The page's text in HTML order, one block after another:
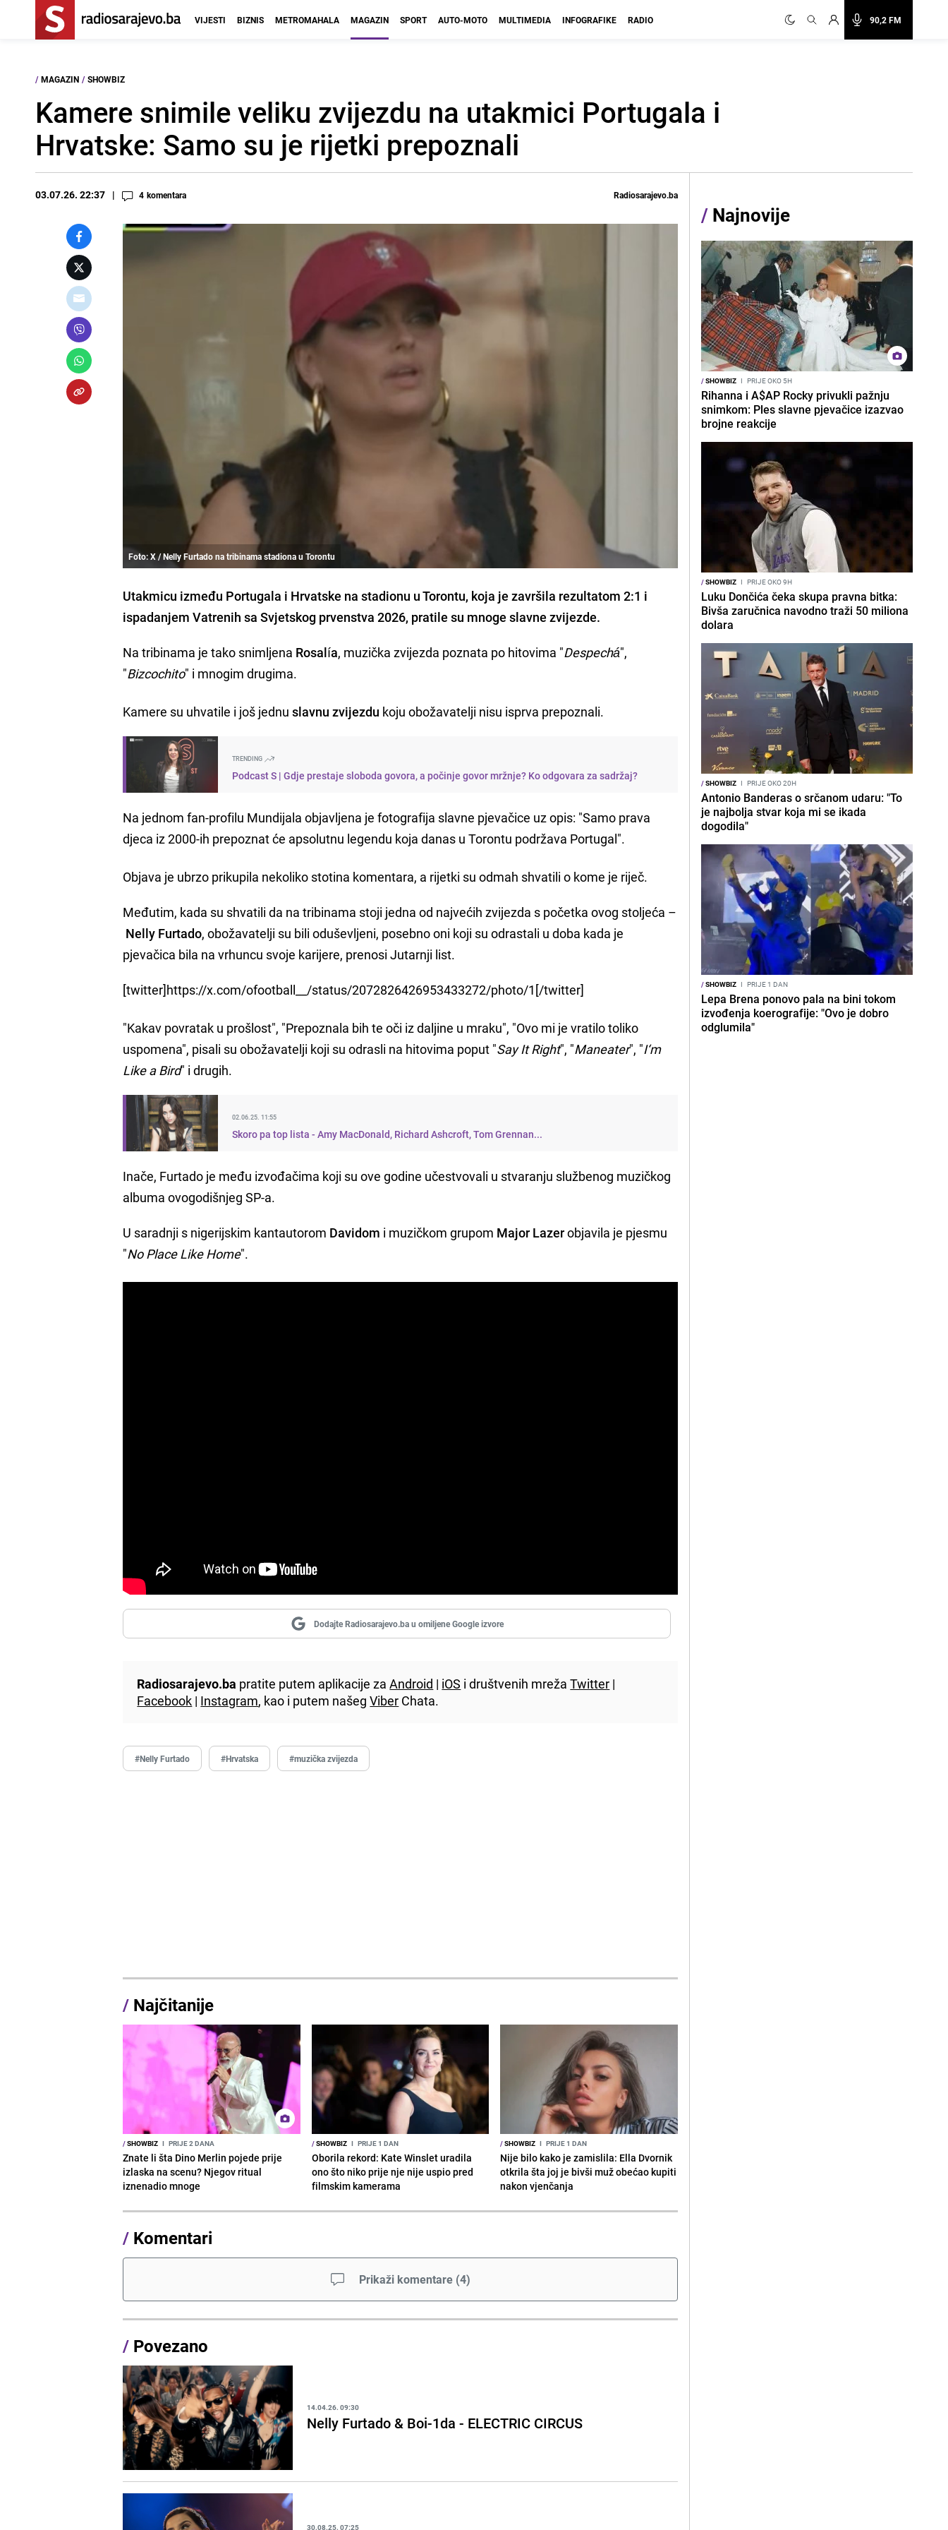
90,2 FM
VIJESTI BIZNIS METROMAHALA MAGAZIN SPORT AUTO-MOTO MULTIMEDIA INFOGRAFIKE RADIO
/ MAGAZIN / SHOWBIZ
Kamere snimile veliku zvijezdu na utakmici Portugala i
Hrvatske: Samo su je rijetki prepoznali
03.07.26. 22:37 4 komentara Radiosarajevo.ba
Foto: X / Nelly Furtado na tribinama stadiona u Torontu
Utakmicu između Portugala i Hrvatske na stadionu u Torontu, koja je završila rezultatom 2:1 i
ispadanjem Vatrenih sa Svjetskog prvenstva 2026, pratile su mnoge slavne zvijezde.
Na tribinama je tako snimljena Rosalía, muzička zvijezda poznata po hitovima "Despechá",
"Bizcochito" i mnogim drugima.
Kamere su uhvatile i još jednuslavnu zvijezdu koju obožavatelji nisu isprva prepoznali.
TRENDING
Podcast S | Gdje prestaje sloboda govora, a počinje govor mržnje? Ko odgovara za sadržaj?
Na jednom fan-profilu Mundijala objavljena je fotografija slavne pjevačice uz opis: "Samo prava
djeca iz 2000-ih prepoznat će apsolutnu legendu koja danas u Torontu podržava Portugal".
Objava je ubrzo prikupila nekoliko stotina komentara, a rijetki su odmah shvatili o kome je riječ.
Međutim, kada su shvatili da na tribinama stoji jedna od najvećih zvijezda s početka ovog stoljeća –
Nelly Furtado, obožavatelji su bili oduševljeni, posebno oni koji su odrastali u doba kada je
pjevačica bila na vrhuncu svoje karijere, prenosi Jutarnji list.
[twitter]https://x.com/ofootball__/status/2072826426953433272/photo/1[/twitter]
"Kakav povratak u prošlost", "Prepoznala bih te oči iz daljine u mraku", "Ovo mi je vratilo toliko
uspomena", pisali su obožavatelji koji su odrasli na hitovima poput "Say It Right", "Maneater", "I‘m
Like a Bird" i drugih.
02.06.25. 11:55
Skoro pa top lista - Amy MacDonald, Richard Ashcroft, Tom Grennan...
Inače, Furtado je među izvođačima koji su ove godine učestvovali u stvaranju službenog muzičkog
albuma ovogodišnjeg SP-a.
U saradnji s nigerijskim kantautorom Davidom i muzičkom grupom Major Lazerobjavila je pjesmu
"No Place Like Home".
Dodajte Radiosarajevo.ba u omiljene Google izvore
Radiosarajevo.ba pratite putem aplikacije zaAndroid | iOS i društvenih mrežaTwitter |
Facebook | Instagram, kao i putem našegViber Chata.
#Nelly Furtado #Hrvatska #muzička zvijezda
/ Najčitanije
/SHOWBIZ I PRIJE 2 DANA
Znate li šta Dino Merlin pojede prije
izlaska na scenu? Njegov ritual
iznenadio mnoge
/SHOWBIZ I PRIJE 1 DAN
Oborila rekord: Kate Winslet uradila
ono što niko prije nje nije uspio pred
filmskim kamerama
/SHOWBIZ I PRIJE 1 DAN
Nije bilo kako je zamislila: Ella Dvornik
otkrila šta joj je bivši muž obećao kupiti
nakon vjenčanja
/ Komentari
Prikaži komentare (4)
/ Povezano
14.04.26. 09:30
Nelly Furtado & Boi-1da - ELECTRIC CIRCUS
30.08.25. 07:25
/ Najnovije
/SHOWBIZ I PRIJE OKO 5H
Rihanna i A$AP Rocky privukli pažnju
snimkom: Ples slavne pjevačice izazvao
brojne reakcije
/SHOWBIZ I PRIJE OKO 9H
Luku Dončića čeka skupa pravna bitka:
Bivša zaručnica navodno traži 50 miliona
dolara
/SHOWBIZ I PRIJE OKO 20H
Antonio Banderas o srčanom udaru: "To
je najbolja stvar koja mi se ikada
dogodila"
/SHOWBIZ I PRIJE 1 DAN
Lepa Brena ponovo pala na bini tokom
izvođenja koerografije: "Ovo je dobro
odglumila"